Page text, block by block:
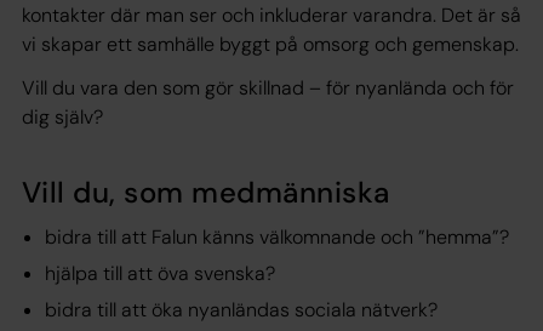
kontakter där man ser och inkluderar varandra. Det är så
vi skapar ett samhälle byggt på omsorg och gemenskap.
Vill du vara den som gör skillnad – för nyanlända och för
dig själv?
Vill du, som medmänniska
bidra till att Falun känns välkomnande och ”hemma”?
hjälpa till att öva svenska?
bidra till att öka nyanländas sociala nätverk?